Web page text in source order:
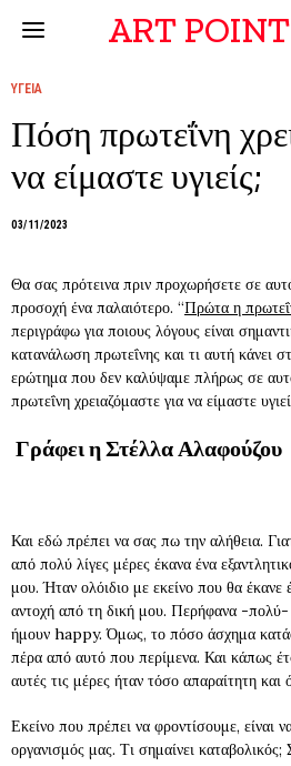
ART
ΥΓΕΙΑ
Πόση πρωτεΐνη
να είμαστε υγιείς;
03/11/2023
Θα σας πρότεινα πριν προχωρήσετε σε
προσοχή ένα παλαιότερο. “Πρώτα η
περιγράφω για ποιους λόγους είναι
κατανάλωση πρωτεΐνης και τι αυτή κάνει
ερώτημα που δεν καλύψαμε πλήρως σε
πρωτεΐνη χρειαζόμαστε για να είμαστε
Γράφει η Στέλλα Αλαφούζου
Και εδώ πρέπει να σας πω την αλήθεια.
από πολύ λίγες μέρες έκανα ένα
μου. Ήταν ολόιδιο με εκείνο που θα έκανε
αντοχή από τη δική μου. Περήφανα -
ήμουν happy. Όμως, το πόσο άσχημα
πέρα από αυτό που περίμενα. Και κάπως
αυτές τις μέρες ήταν τόσο απαραίτητη και
Εκείνο που πρέπει να φροντίσουμε, είναι
οργανισμός μας. Τι σημαίνει καταβολικός;